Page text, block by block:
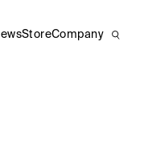
StoreCompany